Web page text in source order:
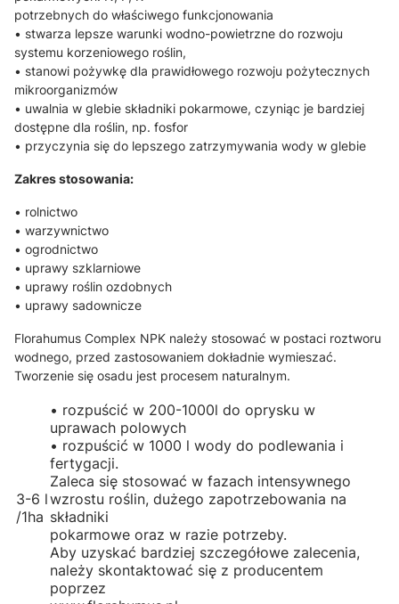
potrzebnych do właściwego funkcjonowania
• stwarza lepsze warunki wodno-powietrzne do rozwoju
systemu korzeniowego roślin,
• stanowi pożywkę dla prawidłowego rozwoju pożytecznych
mikroorganizmów
• uwalnia w glebie składniki pokarmowe, czyniąc je bardziej
dostępne dla roślin, np. fosfor
• przyczynia się do lepszego zatrzymywania wody w glebie
Zakres stosowania:
• rolnictwo
• warzywnictwo
• ogrodnictwo
• uprawy szklarniowe
• uprawy roślin ozdobnych
• uprawy sadownicze
Florahumus Complex NPK należy stosować w postaci roztworu
wodnego, przed zastosowaniem dokładnie wymieszać.
Tworzenie się osadu jest procesem naturalnym.
3-6 l
/1ha
• rozpuścić w 200-1000l do oprysku w
uprawach polowych
• rozpuścić w 1000 l wody do podlewania i
fertygacji.
Zaleca się stosować w fazach intensywnego
wzrostu roślin, dużego zapotrzebowania na
składniki
pokarmowe oraz w razie potrzeby.
Aby uzyskać bardziej szczegółowe zalecenia,
należy skontaktować się z producentem
poprzez